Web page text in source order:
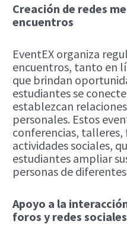
Creación de redes
encuentros
EventEX organiza
encuentros, tanto en
que brindan
estudiantes se
establezcan
personales. Estos
conferencias, talleres,
actividades sociales,
estudiantes ampliar
personas de
Apoyo a la
foros y redes sociales